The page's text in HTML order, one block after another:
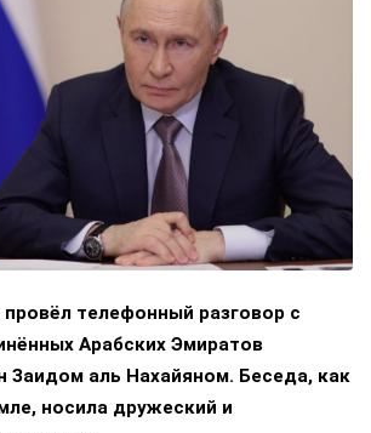
телефонный разговор с
Арабских Эмиратов
Заидом аль Нахайяном. Беседа, как
носила дружеский и